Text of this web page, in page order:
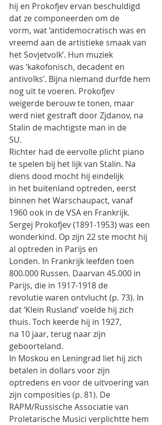
hij en Prokofjev ervan beschuldigd
dat ze componeerden om de
vorm, wat ‘antidemocratisch was en
vreemd aan de artistieke smaak van
het Sovjetvolk’. Hun muziek
was ‘kakofonisch, decadent en
antivolks’. Bijna niemand durfde hem
nog uit te voeren. Prokofjev
weigerde berouw te tonen, maar
werd niet gestraft door Zjdanov, na
Stalin de machtigste man in de
SU.
Richter had de eervolle plicht piano
te spelen bij het lijk van Stalin. Na
diens dood mocht hij eindelijk
in het buitenland optreden, eerst
binnen het Warschaupact, vanaf
1960 ook in de VSA en Frankrijk.
Sergej Prokofjev (1891-1953) was een
wonderkind. Op zijn 22 ste mocht hij
al optreden in Parijs en
Londen. In Frankrijk leefden toen
800.000 Russen. Daarvan 45.000 in
Parijs, die in 1917-1918 de
revolutie waren ontvlucht (p. 73). In
dat ‘Klein Rusland’ voelde hij zich
thuis. Toch keerde hij in 1927,
na 10 jaar, terug naar zijn
geboorteland.
In Moskou en Leningrad liet hij zich
betalen in dollars voor zijn
optredens en voor de uitvoering van
zijn composities (p. 81). De
RAPM/Russische Associatie van
Proletarische Musici verplichtte hem